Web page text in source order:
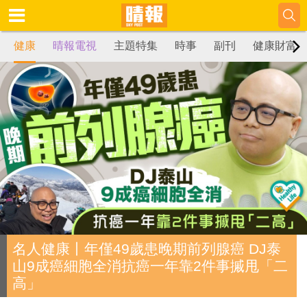
健康 晴報電視 主題特集 時事 副刊 健康財富
名人健康丨年僅49歲患晚期前列腺癌 DJ泰
山9成癌細胞全消抗癌一年靠2件事摵甩「二
高」